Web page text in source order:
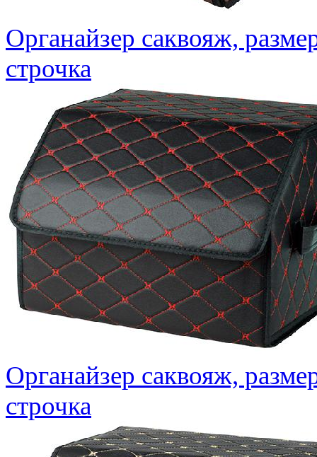
Органайзер саквояж,
строчка
Органайзер саквояж,
строчка